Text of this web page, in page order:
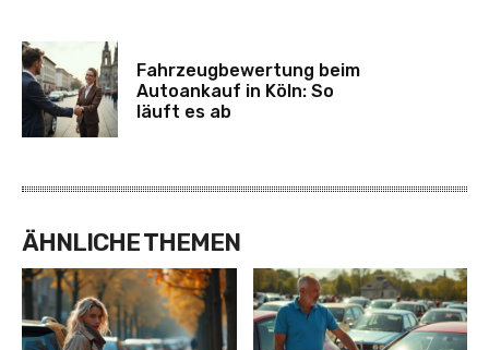
Fahrzeugbewertung beim
Autoankauf in Köln: So
läuft es ab
ÄHNLICHE THEMEN